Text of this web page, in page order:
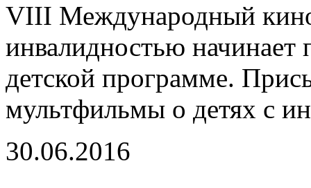
VIII Международный
инвалидностью начинает
детской программе.
мультфильмы о детях с
30.06.2016